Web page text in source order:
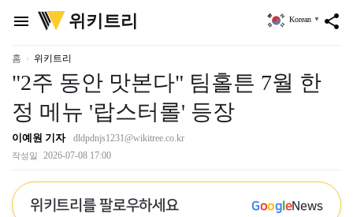
menu
위
키
리
위키트리 share
Korean ▼
홈 위키트리
"2주 동안 맛본다" 팀홀튼 7월 한
정 메뉴 '랍스터롤' 등장
이예원 기자 dldpdnjs1231@wikitree.co.kr
작성일 2026-07-08 17:00
위키트리를 팔로우하세요 GoogleNews